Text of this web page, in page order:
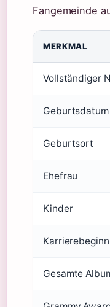
Fangemeinde
MERKMAL
Vollständiger
Geburtsdatum
Geburtsort
Ehefrau
Kinder
Karrierebeginn
Gesamte